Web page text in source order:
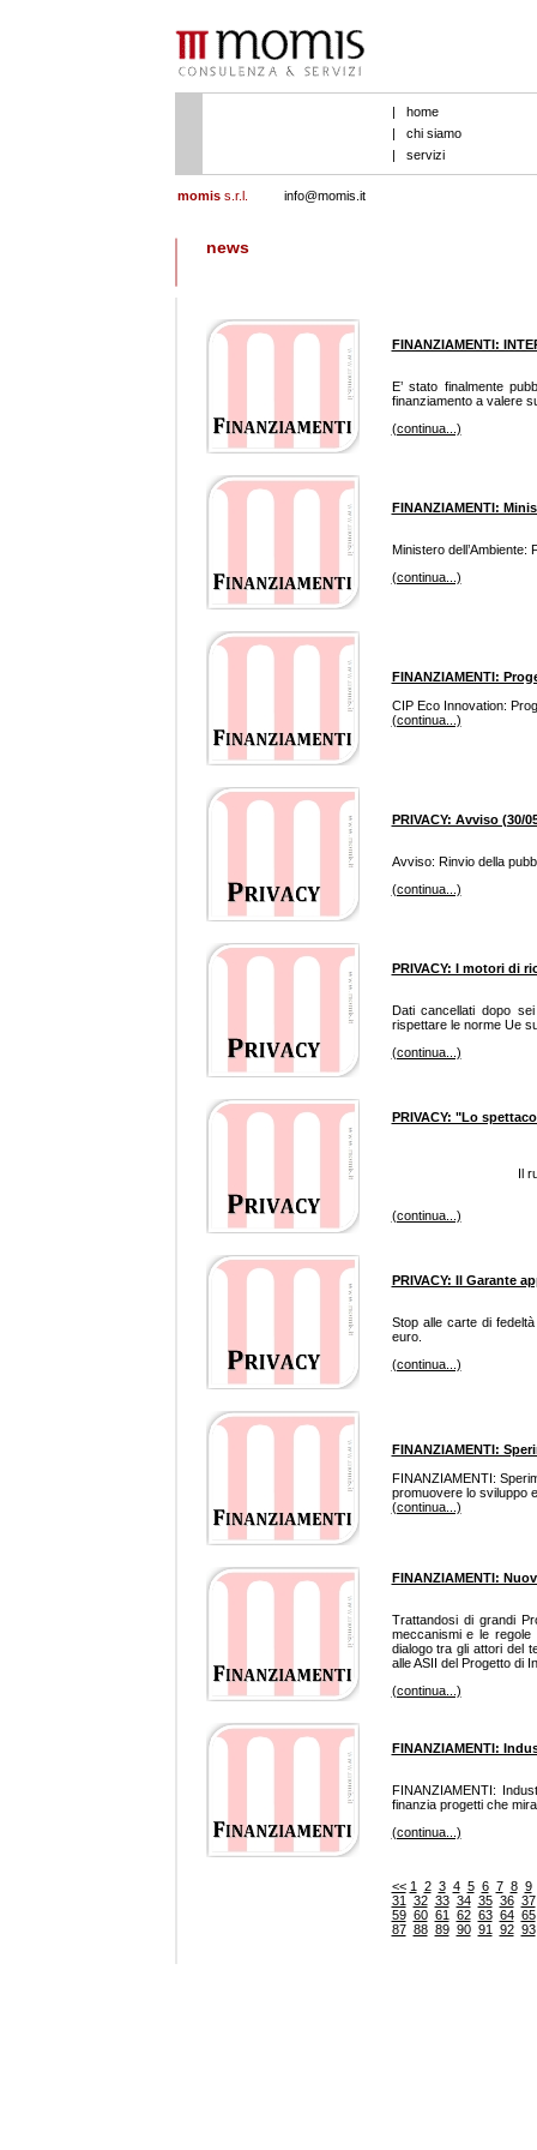
| home
| chi siamo
| servizi
momis s.r.l. info@momis.it
news
FINANZIAMENTI:
E’ stato finalmente
finanziamento a valere
(continua...)
FINANZIAMENTI:
Ministero dell’Ambiente:
(continua...)
FINANZIAMENTI:
CIP Eco Innovation:
(continua...)
PRIVACY: Avviso (30/
Avviso: Rinvio della
(continua...)
PRIVACY: I motori di
Dati cancellati dopo
rispettare le norme Ue
(continua...)
PRIVACY: "Lo
Il
(continua...)
PRIVACY: Il Garante
Stop alle carte di
euro.
(continua...)
FINANZIAMENTI:
FINANZIAMENTI:
promuovere lo sviluppo
(continua...)
FINANZIAMENTI:
Trattandosi di grandi
meccanismi e le
dialogo tra gli attori del
alle ASII del Progetto di
(continua...)
FINANZIAMENTI:
FINANZIAMENTI:
finanzia progetti che
(continua...)
<< 1 2 3 4 5 6 7 8 9
31
32 33 34 35 36 37
59 60 61 62 63 64 65
87 88 89 90 91 92 93